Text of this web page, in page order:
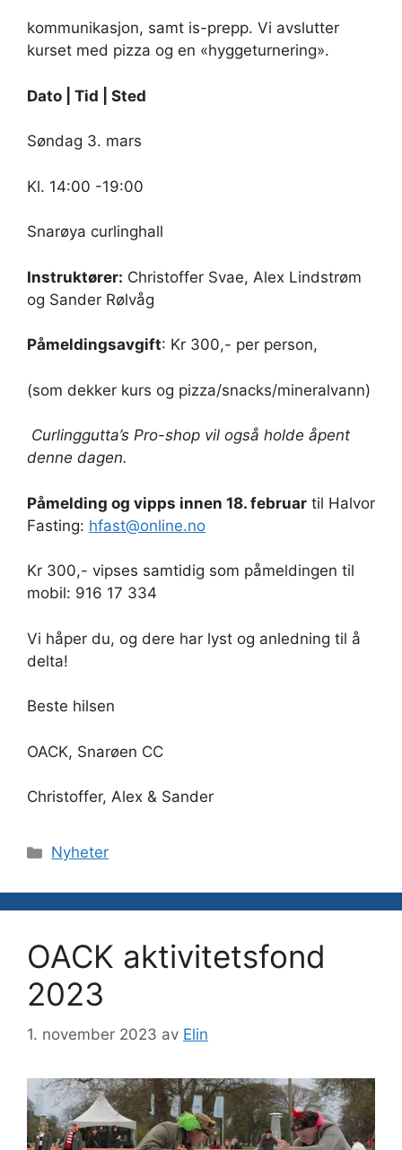
kommunikasjon, samt is-prepp. Vi avslutter
kurset med pizza og en «hyggeturnering».
Dato | Tid | Sted
Søndag 3. mars
Kl. 14:00 -19:00
Snarøya curlinghall
Instruktører: Christoffer Svae, Alex Lindstrøm
og Sander Rølvåg
Påmeldingsavgift: Kr 300,- per person,
(som dekker kurs og pizza/snacks/mineralvann)
Curlinggutta’s Pro-shop vil også holde åpent
denne dagen.
Påmelding og vipps innen 18. februar til Halvor
Fasting: hfast@online.no
Kr 300,- vipses samtidig som påmeldingen til
mobil: 916 17 334
Vi håper du, og dere har lyst og anledning til å
delta!
Beste hilsen
OACK, Snarøen CC
Christoffer, Alex & Sander
Kategorier
Nyheter
OACK aktivitetsfond
2023
1. november 2023 av Elin